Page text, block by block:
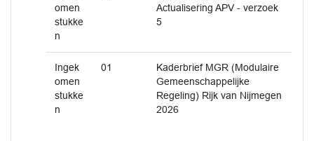
omen
stukke
n
Actualisering APV - verzoek
5
Ingek
omen
stukke
n
01
Kaderbrief MGR (Modulaire
Gemeenschappelijke
Regeling) Rijk van Nijmegen
2026